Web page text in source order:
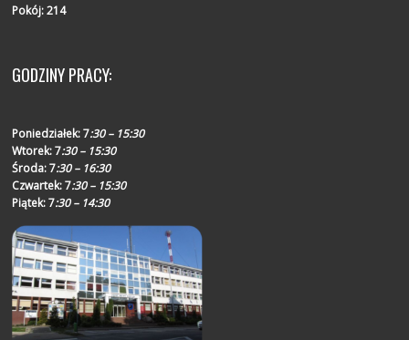
Pokój: 214
GODZINY PRACY:
Poniedziałek:7:30 – 15:30
Wtorek:7:30 – 15:30
Środa:7:30 – 16:30
Czwartek:7:30 – 15:30
Piątek:7:30 – 14:30